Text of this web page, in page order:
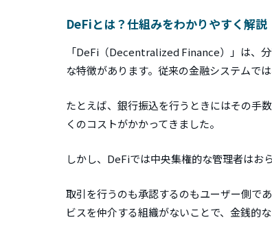
DeFiとは？仕組みをわかりやすく解説
「DeFi（Decentralized Finance）」は、
な特徴があります。従来の金融システムで
たとえば、銀行振込を行うときにはその手
くのコストがかかってきました。
しかし、DeFiでは中央集権的な管理者はお
取引を行うのも承認するのもユーザー側で
ビスを仲介する組織がないことで、金銭的